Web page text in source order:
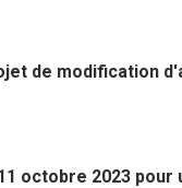
de modification
octobre 2023